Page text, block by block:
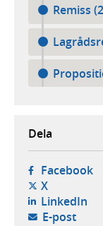
Remiss
Dela
Facebook-
X- öppnas i
LinkedIn-
E-post-